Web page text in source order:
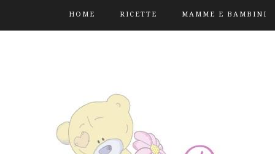
HOME RICETTE MAMME E BAMBINI